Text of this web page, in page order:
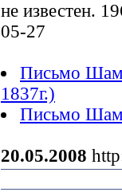
Письмо
1837г.)
Письмо
20.05.2008